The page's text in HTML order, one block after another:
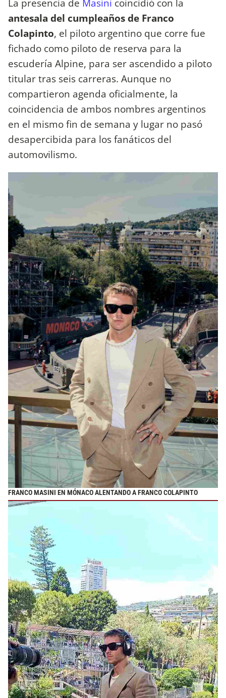
La presencia de Masini coincidió con la
antesala del cumpleaños de Franco
Colapinto, el piloto argentino que corre fue
fichado como piloto de reserva para la
escudería Alpine, para ser ascendido a piloto
titular tras seis carreras. Aunque no
compartieron agenda oficialmente, la
coincidencia de ambos nombres argentinos
en el mismo fin de semana y lugar no pasó
desapercibida para los fanáticos del
automovilismo.
FRANCO MASINI EN MÓNACO ALENTANDO A FRANCO COLAPINTO